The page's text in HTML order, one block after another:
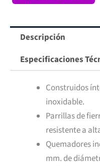
cantidad
Descripción
Especificaciones
Construidos
inoxidable.
Parrillas de
resistente a
Quemadores
mm. de